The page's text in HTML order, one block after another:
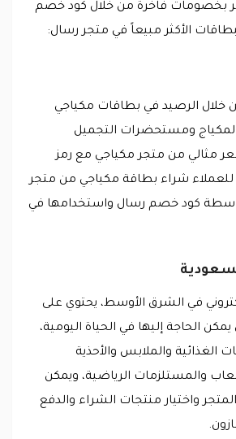
بخصومات فاخرة من خلال كود خصم
الأكثر مبيعاً في متجر رسال:
خلال الرصيد في بطاقات مكياجي
ومستحضرات التجميل
مثالي من متجر مكياجي مع رمز
شراء بطاقة مكياجي من متجر
كود خصم رسال واستخدامها في
في الشرق الأوسط، يحتوي على
الحاجة إليها في الحياة اليومية،
الغذائية والملابس والأحذية
والمستلزمات الرياضية، ويمكن
واختيار منتجات الشراء والدفع